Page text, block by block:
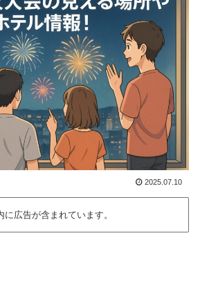
2025.07.10
に広告が含まれています。